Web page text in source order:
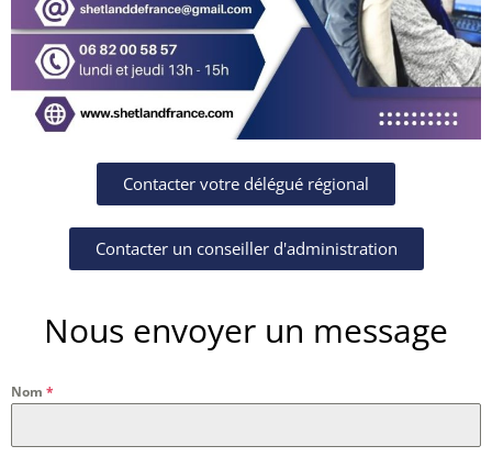
Contacter votre délégué régional
Contacter un conseiller d'administration
Nous envoyer un message
Nom *